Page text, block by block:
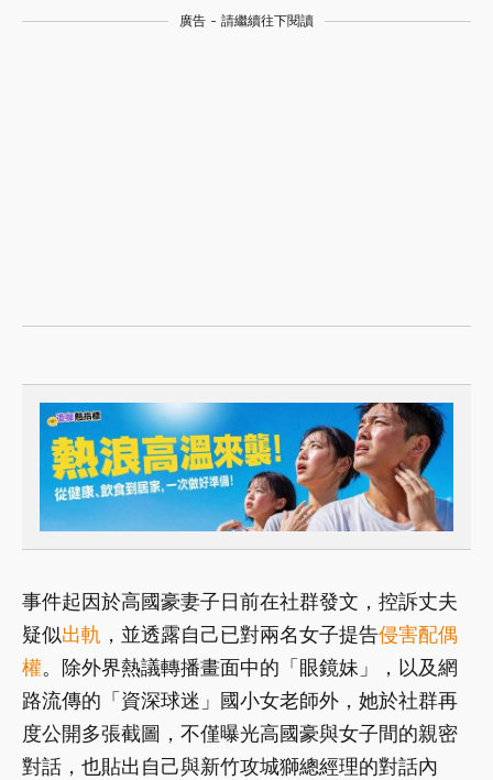
廣告 - 請繼續往下閱讀
事件起因於高國豪妻子日前在社群發文，控訴丈夫
疑似出軌 ，並透露自己已對兩名女子提告侵害配偶
權。除外界熱議轉播畫面中的「眼鏡妹」，以及網
路流傳的「資深球迷」國小女老師外，她於社群再
度公開多張截圖，不僅曝光高國豪與女子間的親密
對話，也貼出自己與新竹攻城獅總經理的對話內